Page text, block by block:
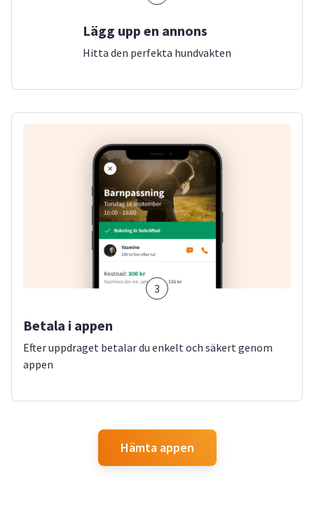
Lägg upp en annons
Hitta den perfekta hundvakten
3
Betala i appen
Efter uppdraget betalar du enkelt och säkert genom
appen
Hämta appen